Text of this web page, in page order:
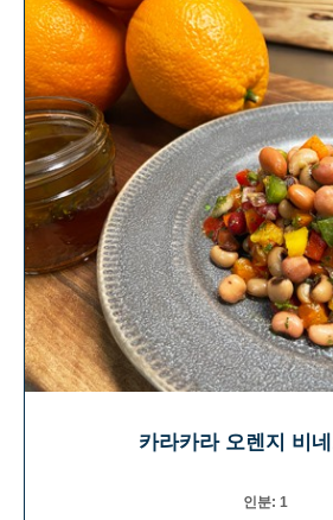
카라카라 오렌지 비
인분: 1